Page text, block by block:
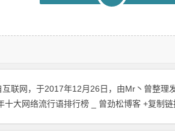
互联网，于2017年12月26日，由Mr丶曾整理
十大网络流行语排行榜 _ 曾劲松博客 +复制链